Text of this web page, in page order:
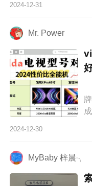
2024-12-31
Mr. Power
2024-12-30
MyBaby 梓晨╮